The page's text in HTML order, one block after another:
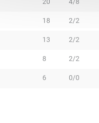
18 2/2
13 2/2
8 2/2
6 0/0